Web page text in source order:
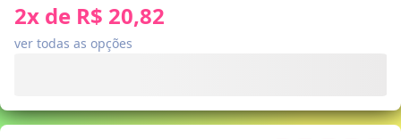
2x de R$ 20,82
ver todas as opções